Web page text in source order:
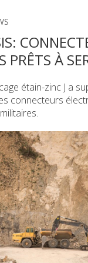
PRÊTS À
étain-zinc J a
connecteurs